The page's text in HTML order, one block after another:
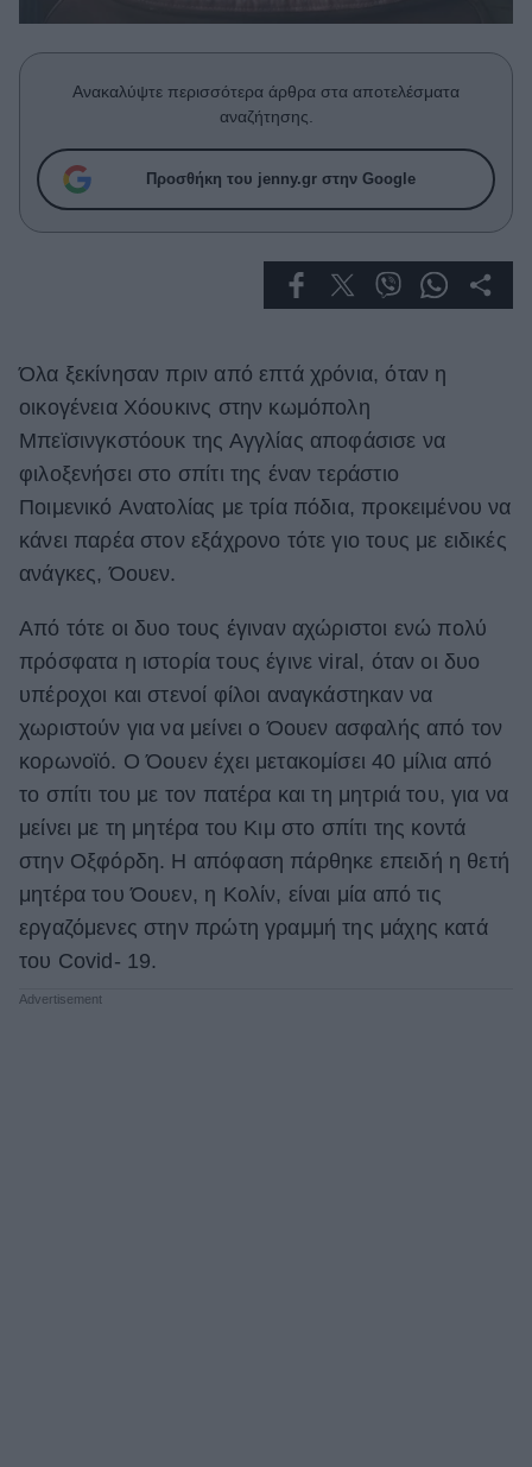
Συνεντεύξεις
Ask the Guru
Success Stories
Cooking
Green
Αφιερώματα
Χωρίς Ταμπέλες
Women's Forum
Hautes Grecians
Γάμος
Ανακαλύψτε περισσότερα άρθρα στα αποτελέσματα
αναζήτησης.
Προσθήκη του jenny.gr στην Google
Όλα ξεκίνησαν πριν από επτά χρόνια, όταν η
οικογένεια Χόουκινς στην κωμόπολη
Μπεϊσινγκστόουκ της Αγγλίας αποφάσισε να
φιλοξενήσει στο σπίτι της έναν τεράστιο
Ποιμενικό Ανατολίας με τρία πόδια, προκειμένου να
κάνει παρέα στον εξάχρονο τότε γιο τους με ειδικές
ανάγκες, Όουεν.
Από τότε οι δυο τους έγιναν αχώριστοι ενώ πολύ
πρόσφατα η ιστορία τους έγινε viral, όταν οι δυο
υπέροχοι και στενοί φίλοι αναγκάστηκαν να
χωριστούν για να μείνει ο Όουεν ασφαλής από τον
κορωνοϊό. Ο Όουεν έχει μετακομίσει 40 μίλια από
το σπίτι του με τον πατέρα και τη μητριά του, για να
μείνει με τη μητέρα του Κιμ στο σπίτι της κοντά
στην Οξφόρδη. Η απόφαση πάρθηκε επειδή η θετή
μητέρα του Όουεν, η Κολίν, είναι μία από τις
εργαζόμενες στην πρώτη γραμμή της μάχης κατά
του Covid- 19.